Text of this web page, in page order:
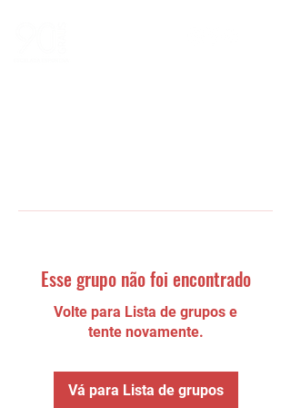
Esse grupo não foi encontrado
Volte para Lista de grupos e
tente novamente.
Vá para Lista de grupos